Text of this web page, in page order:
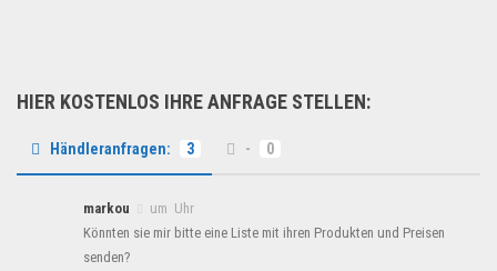
HIER KOSTENLOS IHRE ANFRAGE STELLEN:
Händleranfragen: 3 - 0
markou
um Uhr
Könnten sie mir bitte eine Liste mit ihren Produkten und Preisen
senden?